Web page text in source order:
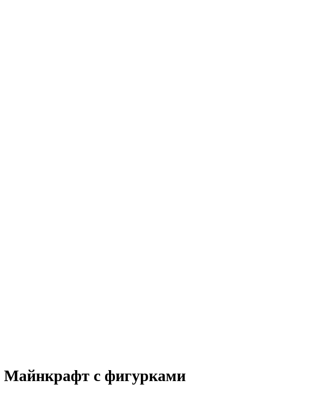
Майнкрафт с фигурками